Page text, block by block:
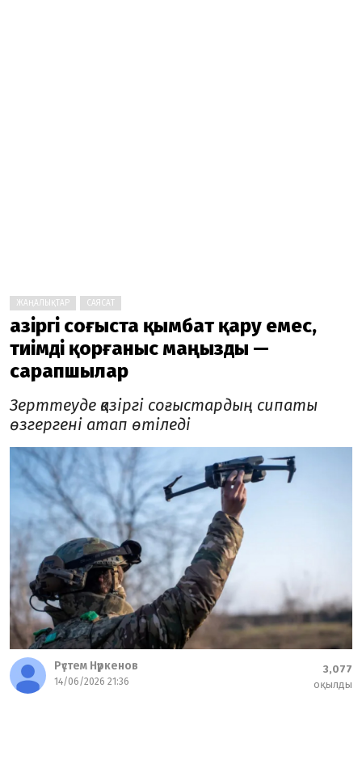
ЖАҢАЛЫҚТАР САЯСАТ
Қазіргі соғыста қымбат қару емес,
тиімді қорғаныс маңызды —
сарапшылар
Зерттеуде қазіргі соғыстардың сипаты
өзгергені атап өтіледі
Рүстем Нүркенов
14/06/2026 21:36
3,077
оқылды